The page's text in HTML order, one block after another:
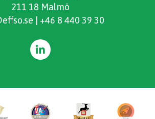
211 18 Malmö
+46 8 440 39 30